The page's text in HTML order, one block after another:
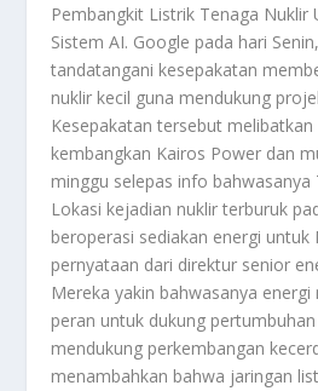
Pembangkit Listrik Tenaga Nuklir
Sistem AI. Google pada hari
tandatangani kesepakatan
nuklir kecil guna mendukung
Kesepakatan tersebut
kembangkan Kairos Power dan
minggu selepas info bahwasanya
Lokasi kejadian nuklir terburuk
beroperasi sediakan energi
pernyataan dari direktur senior
Mereka yakin bahwasanya
peran untuk dukung
mendukung perkembangan
menambahkan bahwa jaringan